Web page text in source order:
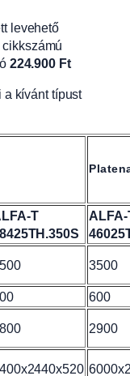
levehető
224.900 Ft
a kívánt típust
T
ALFA-
3500
600
2900